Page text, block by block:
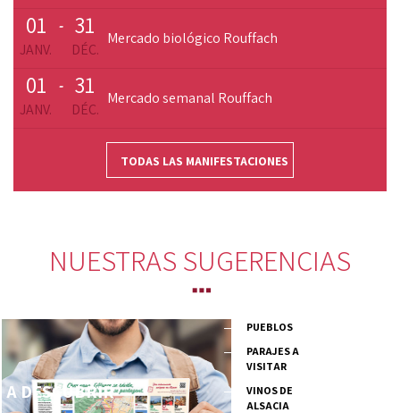
01
JANV.
- 31
DÉC.
Mercado biológico Rouffach
01
JANV.
- 31
DÉC.
Mercado semanal Rouffach
TODAS LAS MANIFESTACIONES
NUESTRAS SUGERENCIAS
A DESCUBRIR
PUEBLOS
PARAJES A
VISITAR
VINOS DE
ALSACIA